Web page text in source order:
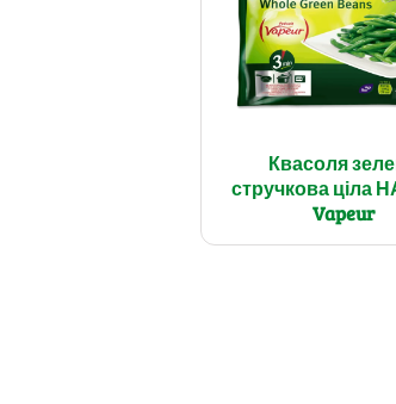
Квасоля
стручкова ціла
Vapeur